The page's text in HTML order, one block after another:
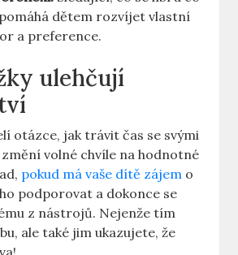
dětem rozvíjet vlastní
a preference.
ulehčují
otázce, jak trávit čas se svými
volné chvíle na hodnotné
pokud má vaše dítě zájem o
podporovat a dokonce se
z nástrojů. Nejenže tím
ale také jim ukazujete, že